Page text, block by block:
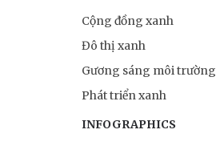
Cộng đồng xanh
Đô thị xanh
Gương sáng môi trường
Phát triển xanh
INFOGRAPHICS